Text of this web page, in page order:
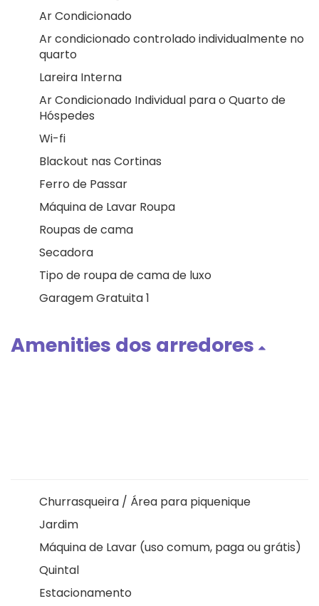
Ar Condicionado
Ar condicionado controlado individualmente no
quarto
Lareira Interna
Ar Condicionado Individual para o Quarto de
Hóspedes
Wi-fi
Blackout nas Cortinas
Ferro de Passar
Máquina de Lavar Roupa
Roupas de cama
Secadora
Tipo de roupa de cama de luxo
Garagem Gratuita 1
Amenities dos arredores
Churrasqueira / Área para piquenique
Jardim
Máquina de Lavar (uso comum, paga ou grátis)
Quintal
Estacionamento